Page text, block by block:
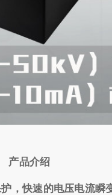
产品介绍
，快速的电压电流